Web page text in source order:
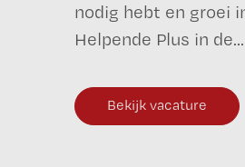
nodig hebt en groei
Helpende Plus in de...
Bekijk vacature